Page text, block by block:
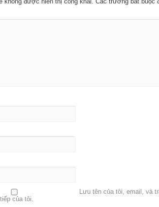
Lưu tên của tôi, email, và
của tôi.